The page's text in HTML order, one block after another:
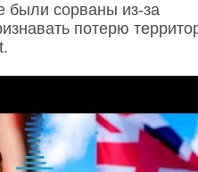
были сорваны из-за
потерю